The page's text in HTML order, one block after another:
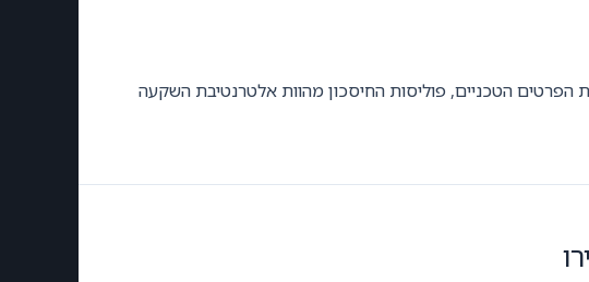
הפרטים הטכניים, פוליסות החיסכון מהוות אלטרנטיבת השקעה